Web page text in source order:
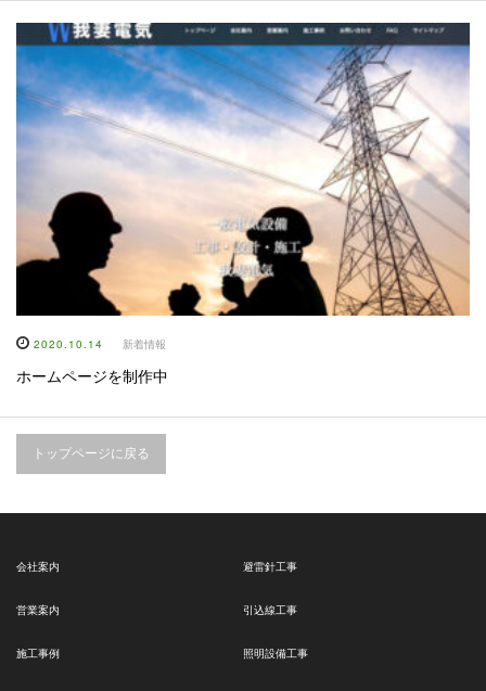
2020.10.14 新着情報
ホームページを制作中
トップページに戻る
会社案内
営業案内
施工事例
避雷針工事
引込線工事
照明設備工事